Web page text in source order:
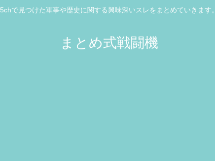
5chで見つけた軍事や歴史に関する興味深いスレをまとめていきます。
まとめ式戦闘機